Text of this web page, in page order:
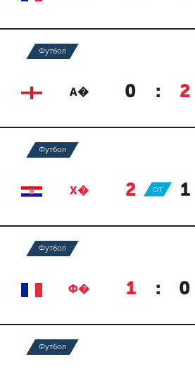
Футбол
А� 0 : 2
Футбол
Х� 2 : 1
ОТ
Футбол
Ф� 1 : 0
Футбол